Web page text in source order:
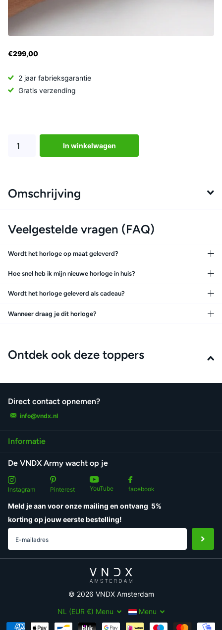
€299,00
2 jaar fabrieksgarantie
Gratis verzending
In winkelwagen
Omschrijving
Veelgestelde vragen (FAQ)
Wordt het horloge op maat geleverd?
Hoe snel heb ik mijn nieuwe horloge in huis?
Wordt het horloge geleverd als cadeau?
Wanneer draag je dit horloge?
Ontdek ook deze toppers
Direct contact opnemen?
info@vndx.nl
Informatie
De VNDX Army wacht op je
Instagram Pinterest YouTube facebook
Meld je aan voor onze mailing en ontvang 5%
korting op jouw eerste bestelling!
© 2026 VNDX Amsterdam
NL (EUR €) Menu Menu